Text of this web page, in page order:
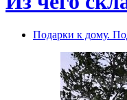
Подарки к дому.